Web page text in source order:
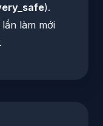
).
làm mới